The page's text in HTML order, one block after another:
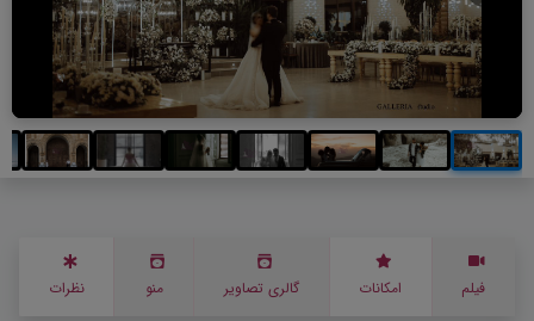
فیلم امکانات گالری تصاویر منو نظرات